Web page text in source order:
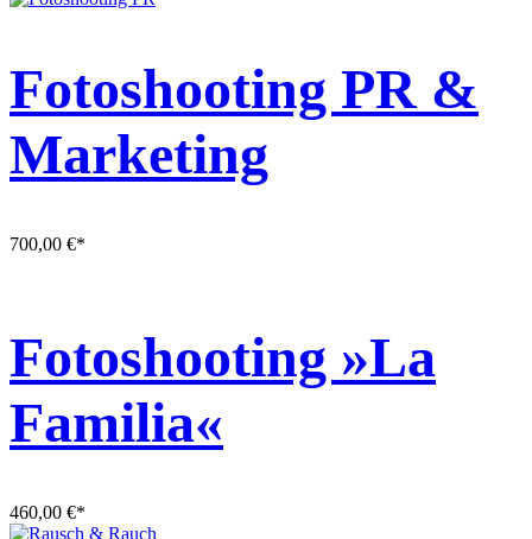
Fotoshooting PR &
Marketing
700,00 €*
Fotoshooting »La
Familia«
460,00 €*